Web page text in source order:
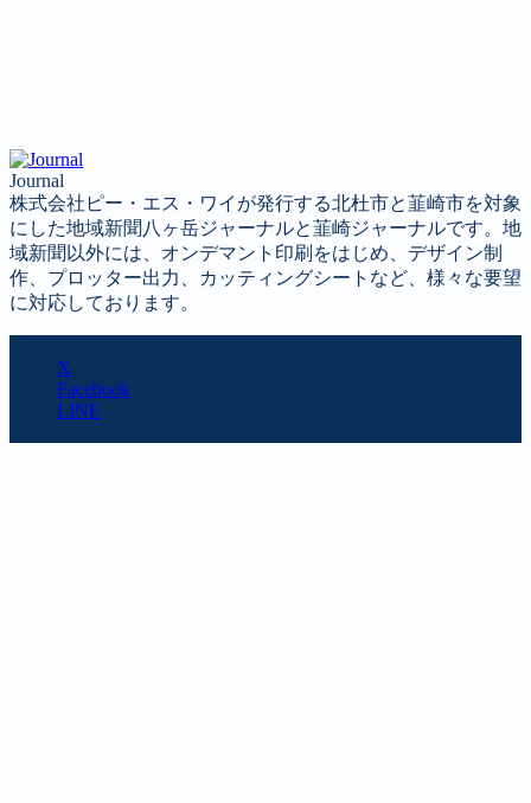
Journal
株式会社ピー・エス・ワイが発行する北杜市と韮崎市を対象
にした地域新聞八ヶ岳ジャーナルと韮崎ジャーナルです。地
域新聞以外には、オンデマント印刷をはじめ、デザイン制
作、プロッター出力、カッティングシートなど、様々な要望
に対応しております。
X
Facebook
LINE